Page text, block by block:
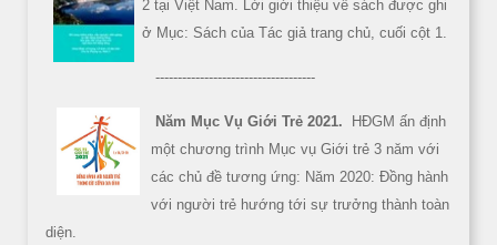
2 tại Việt Nam. Lời giới thiệu về sách được ghi
ở Mục: Sách của Tác giả trang chủ, cuối cột 1.
------------------------------------
Năm Mục Vụ Giới Trẻ 2021.
HĐGM ấn định
một chương trình Mục vụ Giới trẻ 3 năm với
các chủ đề tương ứng: Năm 2020: Đồng hành
với người trẻ hướng tới sự trưởng thành toàn
diện.